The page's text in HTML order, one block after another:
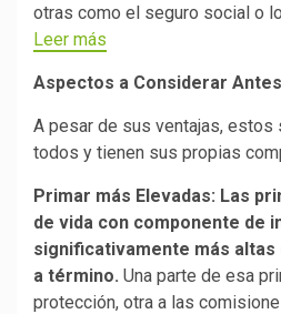
otras como el seguro social o
Leer más
Aspectos a Considerar
A pesar de sus ventajas, estos
todos y tienen sus propias
Primar más Elevadas: Las
de vida con componente de
significativamente más altas
a término. Una parte de esa
protección, otra a las